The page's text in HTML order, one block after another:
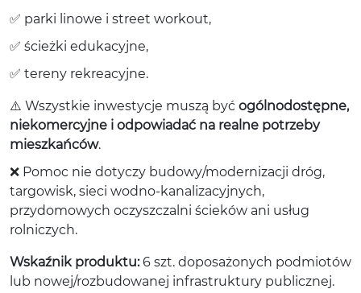
✅ parki linowe i street workout,
✅ ścieżki edukacyjne,
✅ tereny rekreacyjne.
⚠️ Wszystkie inwestycje muszą być ogólnodostępne,
niekomercyjne i odpowiadać na realne potrzeby
mieszkańców.
❌ Pomoc nie dotyczy budowy/modernizacji dróg,
targowisk, sieci wodno-kanalizacyjnych,
przydomowych oczyszczalni ścieków ani usług
rolniczych.
Wskaźnik produktu:6 szt. doposażonych podmiotów
lub nowej/rozbudowanej infrastruktury publicznej.